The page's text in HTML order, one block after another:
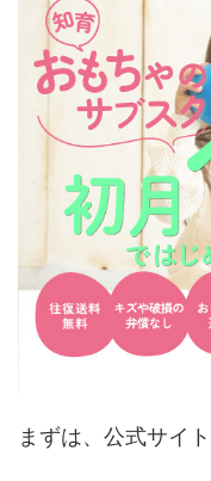
まずは、公式サイト